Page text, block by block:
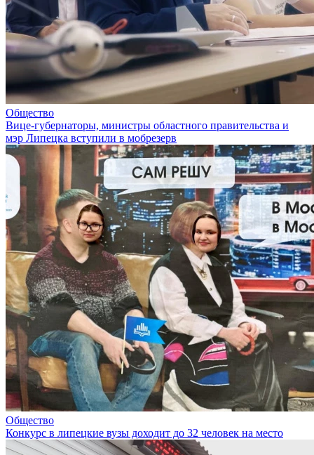
Общество
Вице-губернаторы, министры областного правительства и
мэр Липецка вступили в мобрезерв
Общество
Конкурс в липецкие вузы доходит до 32 человек на место